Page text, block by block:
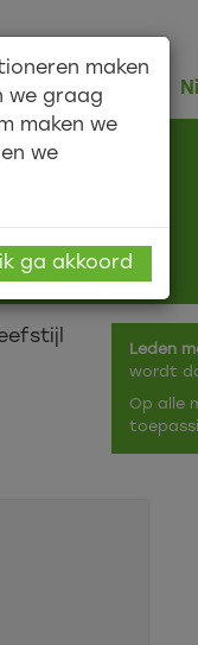
Shop
Leden
wordt
Op alle
maken
we graag
maken we
we
ga akkoord